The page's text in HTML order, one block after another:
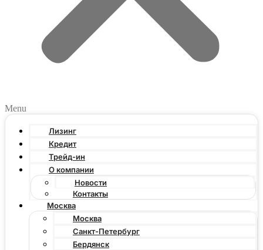
Menu
Лизинг
Кредит
Трейд-ин
О компании
Новости
Контакты
Москва
Москва
Санкт-Петербург
Бердянск